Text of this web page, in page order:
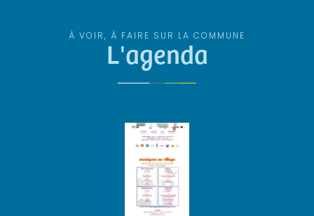
À VOIR, À FAIRE SUR LA COMMUNE
L'agenda